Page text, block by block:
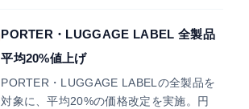
PORTER・LUGGAGE LABEL 全製品
平均20%値上げ
PORTER・LUGGAGE LABELの全製品を
対象に、平均20%の価格改定を実施。円